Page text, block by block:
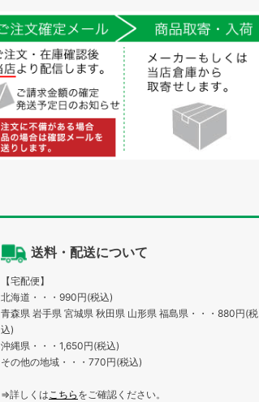
送料・配送について
【宅配便】
北海道・・・990円(税込)
青森県 岩手県 宮城県 秋田県 山形県 福島県・・・880円(税
込)
沖縄県・・・1,650円(税込)
その他の地域・・・770円(税込)
⇒詳しくはこちら をご確認ください。